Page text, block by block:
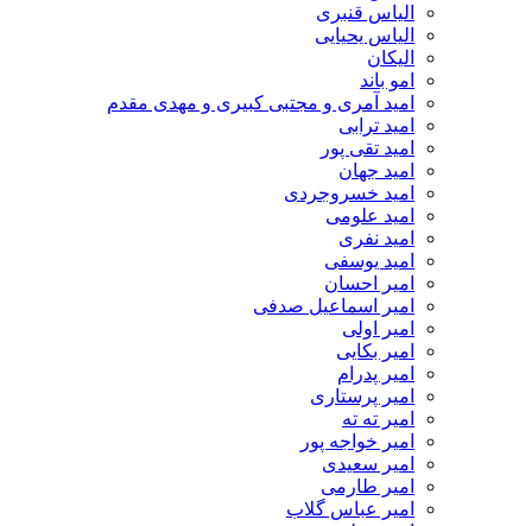
الیاس قنبرى
الیاس یحیایی
الیکان
امو باند
امید آمری و مجتبی کبیری و مهدى مقدم
امید ترابی
امید تقی پور
امید جهان
امید خسروجردی
امید علومی
امید نفری
امید یوسفی
امیر احسان
امیر اسماعیل صدفی
امیر اولی
امیر بکایی
امیر پدرام
امیر پرستاری
امیر ته ته
امیر خواجه پور
امیر سعیدی
امیر طارمی
امیر عباس گلاب